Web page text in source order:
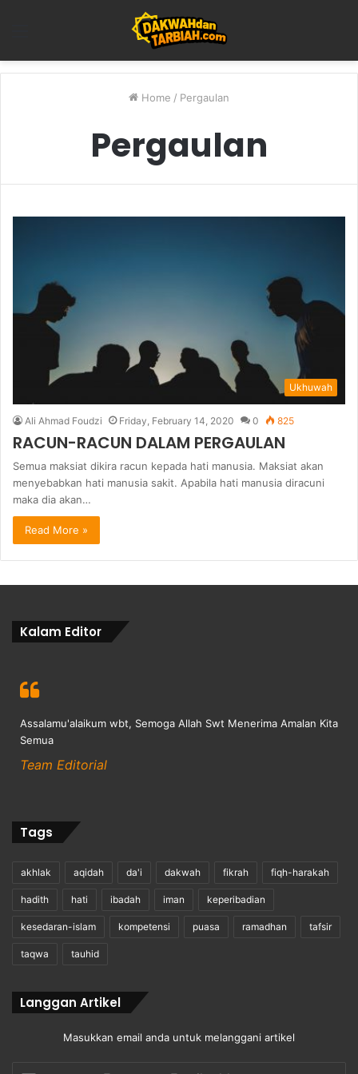
Home / Pergaulan
Pergaulan
Ukhuwah
Ali Ahmad Foudzi Friday, February 14, 2020 0 825
RACUN-RACUN DALAM PERGAULAN
Semua maksiat dikira racun kepada hati manusia. Maksiat akan
menyebabkan hati manusia sakit. Apabila hati manusia diracuni
maka dia akan…
Read More »
Kalam Editor
Assalamu'alaikum wbt, Semoga Allah Swt Menerima Amalan Kita
Semua
Team Editorial
Tags
akhlak aqidah da'i dakwah fikrah fiqh-harakah
hadith hati ibadah iman keperibadian
kesedaran-islam kompetensi puasa ramadhan tafsir
taqwa tauhid
Langgan Artikel
Masukkan email anda untuk melanggani artikel